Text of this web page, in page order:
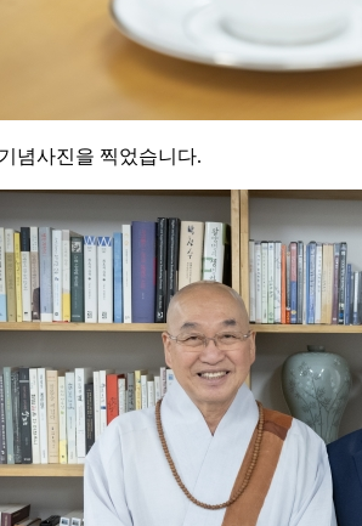
념사진을 찍었습니다.